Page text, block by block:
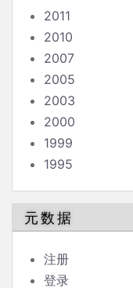
2011
2010
2007
2005
2003
2000
1999
1995
元数据
注册
登录